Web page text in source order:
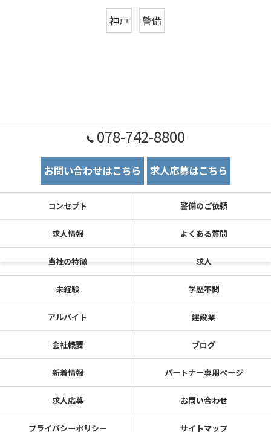
神戸 警備
078-742-8800
お問い合わせはこちら 求人応募はこちら
コンセプト 警備のご依頼
求人情報 よくある質問
当社の特徴 求人
未経験 学歴不問
アルバイト 建設業
会社概要 ブログ
新着情報 パートナー専用ページ
求人応募 お問い合わせ
プライバシーポリシー サイトマップ